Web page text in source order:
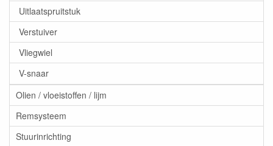
Uitlaatspruitstuk
Verstuiver
Vliegwiel
V-snaar
Olien / vloeistoffen / lijm
Remsysteem
Stuurinrichting